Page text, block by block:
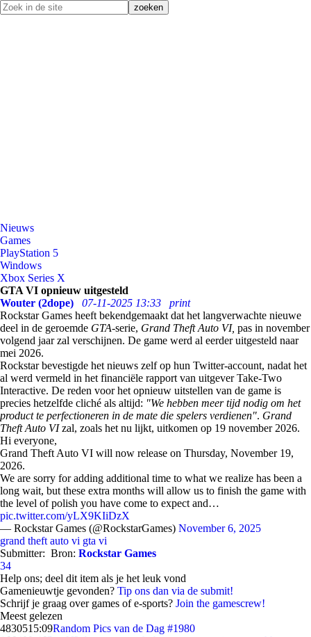
Nieuws
Games
PlayStation 5
Windows
Xbox Series X
GTA VI opnieuw uitgesteld
Wouter (2dope)
07-11-2025 13:33
print
Rockstar Games heeft bekendgemaakt dat het langverwachte nieuwe
deel in de geroemde GTA-serie, Grand Theft Auto VI, pas in november
volgend jaar zal verschijnen. De game werd al eerder uitgesteld naar
mei 2026.
Rockstar bevestigde het nieuws zelf op hun Twitter-account, nadat het
al werd vermeld in het financiële rapport van uitgever Take-Two
Interactive. De reden voor het opnieuw uitstellen van de game is
precies hetzelfde cliché als altijd: "We hebben meer tijd nodig om het
product te perfectioneren in de mate die spelers verdienen". Grand
Theft Auto VIzal, zoals het nu lijkt, uitkomen op 19 november 2026.
Hi everyone,
Grand Theft Auto VI will now release on Thursday, November 19,
2026.
We are sorry for adding additional time to what we realize has been a
long wait, but these extra months will allow us to finish the game with
the level of polish you have come to expect and…
pic.twitter.com/yLX9KIiDzX
— Rockstar Games (@RockstarGames) November 6, 2025
grand theft auto vi gta vi
Submitter: Bron: Rockstar Games
34
Help ons; deel dit item als je het leuk vond
Gamenieuwtje gevonden? Tip ons dan via de submit!
Schrijf je graag over games of e-sports? Join the gamescrew!
Meest gelezen
4830515:09Random Pics van de Dag #1980